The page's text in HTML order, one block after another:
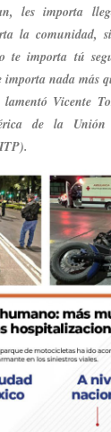
les importa
la comunidad,
te importa tú
importa nada más
Vicente
de la